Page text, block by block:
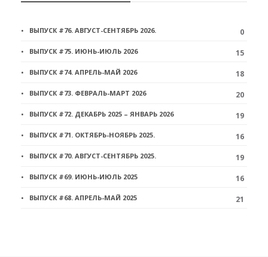
ВЫПУСК #76. АВГУСТ-СЕНТЯБРЬ 2026. 0
ВЫПУСК #75. ИЮНЬ-ИЮЛЬ 2026 15
ВЫПУСК #74. АПРЕЛЬ-МАЙ 2026 18
ВЫПУСК #73. ФЕВРАЛЬ-МАРТ 2026 20
ВЫПУСК #72. ДЕКАБРЬ 2025 – ЯНВАРЬ 2026 19
ВЫПУСК #71. ОКТЯБРЬ-НОЯБРЬ 2025. 16
ВЫПУСК #70. АВГУСТ-СЕНТЯБРЬ 2025. 19
ВЫПУСК #69. ИЮНЬ-ИЮЛЬ 2025 16
ВЫПУСК #68. АПРЕЛЬ-МАЙ 2025 21